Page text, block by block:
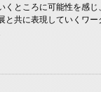
くところに可能性を感じ
と共に表現していくワー